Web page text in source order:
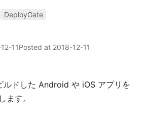
DeployGate
11Posted at 2018-12-11
ルドした Android や iOS アプリを
ます。